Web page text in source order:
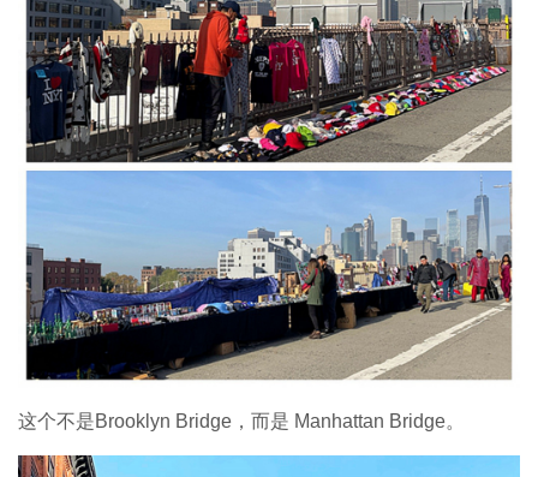
这个不是Brooklyn Bridge，而是 Manhattan Bridge。